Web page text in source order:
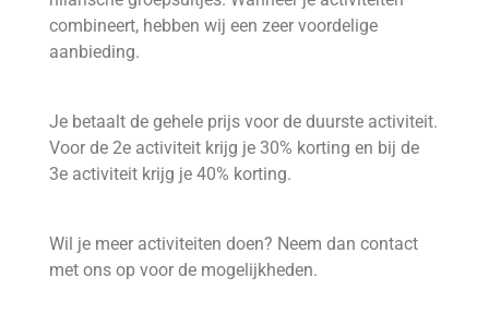
combineert, hebben wij een zeer voordelige
aanbieding.
Je betaalt de gehele prijs voor de duurste activiteit.
Voor de 2e activiteit krijg je 30% korting en bij de
3e activiteit krijg je 40% korting.
Wil je meer activiteiten doen? Neem dan contact
met ons op voor de mogelijkheden.